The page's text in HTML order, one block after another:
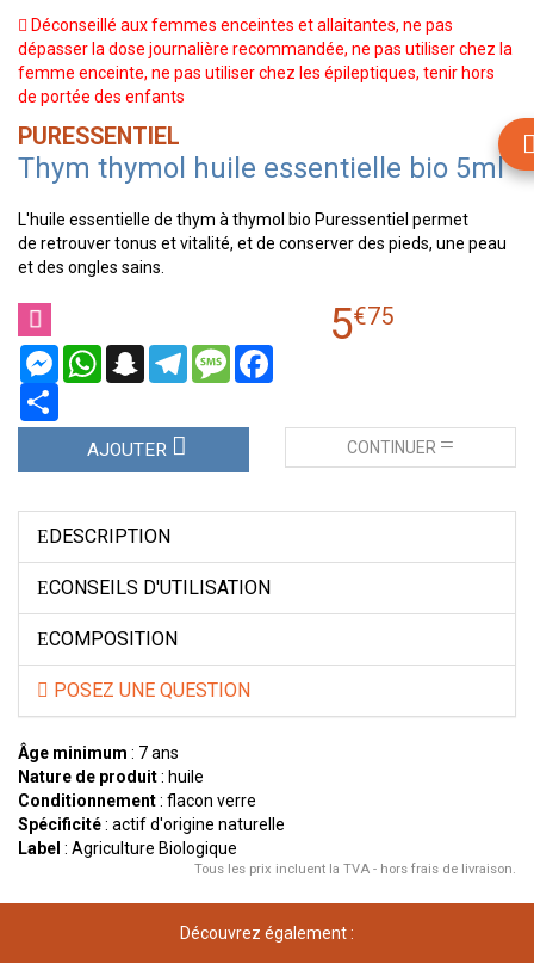
Déconseillé aux femmes enceintes et allaitantes, ne pas
dépasser la dose journalière recommandée, ne pas utiliser chez la
femme enceinte, ne pas utiliser chez les épileptiques, tenir hors
de portée des enfants
PURESSENTIEL
Thym thymol huile essentielle bio 5ml
L'huile essentielle de thym à thymol bio Puressentiel permet
de retrouver tonus et vitalité, et de conserver des pieds, une peau
et des ongles sains.
MessengerWhatsAppSnapchatTelegramMessage
5€75
AJOUTER CONTINUER
DESCRIPTION
CONSEILS D'UTILISATION
COMPOSITION
POSEZ UNE QUESTION
Âge minimum : 7 ans
Nature de produit: huile
Conditionnement: flacon verre
Spécificité: actif d'origine naturelle
Label : Agriculture Biologique
Tous les prix incluent la TVA - hors frais de livraison.
Découvrez également :